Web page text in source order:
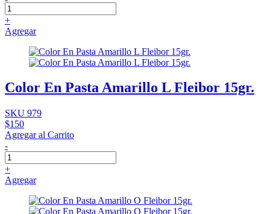
+
Agregar
Color En Pasta Amarillo L Fleibor 15gr.
SKU 979
$150
Agregar al Carrito
-
+
Agregar